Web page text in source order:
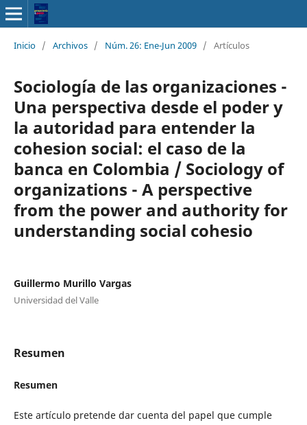
Inicio / Archivos / Núm. 26: Ene-Jun 2009 / Artículos
Sociología de las organizaciones -
Una perspectiva desde el poder y
la autoridad para entender la
cohesion social: el caso de la
banca en Colombia / Sociology of
organizations - A perspective
from the power and authority for
understanding social cohesio
Guillermo Murillo Vargas
Universidad del Valle
Resumen
Resumen
Este artículo pretende dar cuenta del papel que cumple